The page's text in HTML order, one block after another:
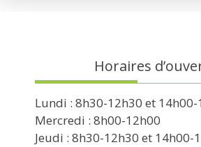
Horaires
Lundi : 8h30-12h30 et 14h00-
Mercredi : 8h00-12h00
Jeudi : 8h30-12h30 et 14h00-